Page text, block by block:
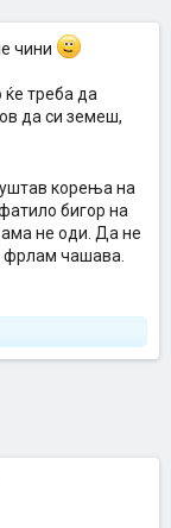
чини
ќе треба да
да си земеш,
корења на
бигор на
ама не оди. Да не
фрлам чашава.